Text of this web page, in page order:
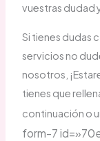
vuestras dudad
Si tienes dudas
servicios no
nosotros,
tienes que
continuación o
form-7